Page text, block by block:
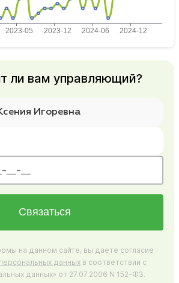
ли вам управляющий?
Связаться
на данном сайте, вы даете согласие
персональных данных в соответствии с
данных» от 27.07.2006 N 152-ФЗ.